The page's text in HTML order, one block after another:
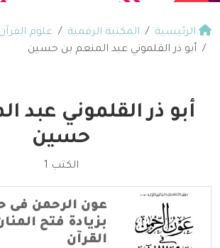
الرئيسية المكتبة الرقمية
علوم
أبو ذر القلموني عبد المنعم بن حسين
أبو ذر القلموني عبد
حسين
الكتب 1
عون الرحمن فى
بزيادة فتح
القرآن